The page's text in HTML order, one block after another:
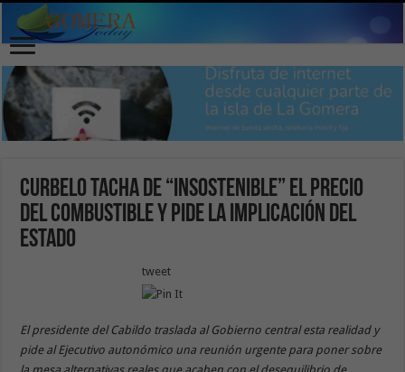
Curbelo tacha de “insostenible” el precio
del combustible y pide la implicación del
Estado
tweet
El presidente del Cabildo traslada al Gobierno central esta realidad y
pide al Ejecutivo autonómico una reunión urgente para poner sobre